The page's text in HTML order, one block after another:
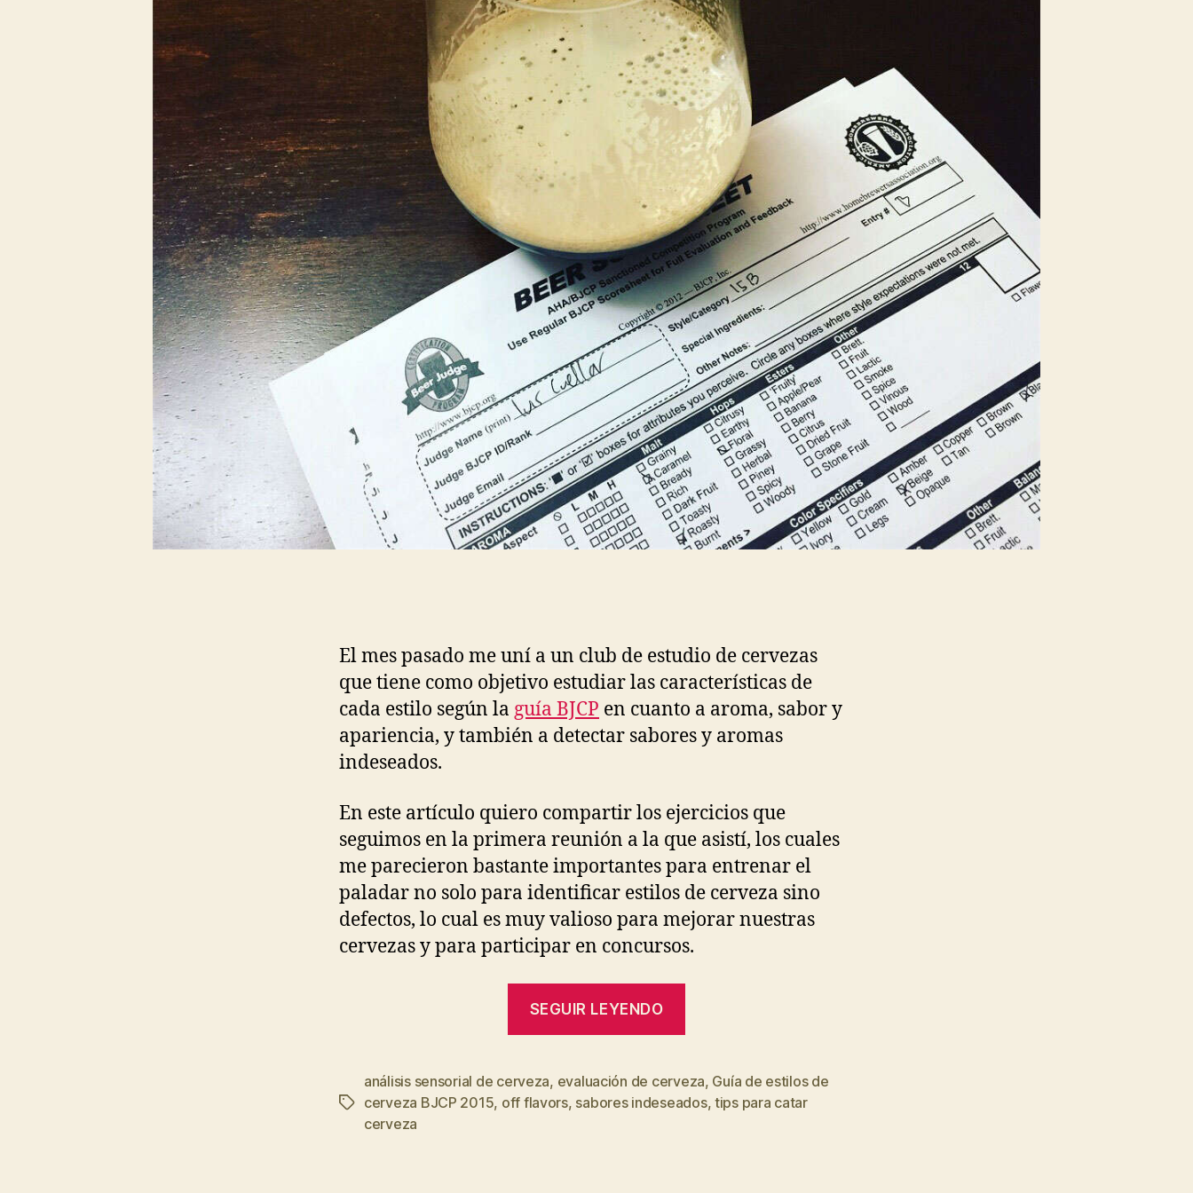
El mes pasado me uní a un club de estudio de cervezas
que tiene como objetivo estudiar las características de
cada estilo según la guía BJCP en cuanto a aroma, sabor y
apariencia, y también a detectar sabores y aromas
indeseados.
En este artículo quiero compartir los ejercicios que
seguimos en la primera reunión a la que asistí, los cuales
me parecieron bastante importantes para entrenar el
paladar no solo para identificar estilos de cerveza sino
defectos, lo cual es muy valioso para mejorar nuestras
cervezas y para participar en concursos.
SEGUIR LEYENDO
cervezas
según
Etiquetas
análisis sensorial de cerveza, evaluación de cerveza, Guía de estilos de
cerveza BJCP 2015, off flavors, sabores indeseados, tips para catar
cerveza